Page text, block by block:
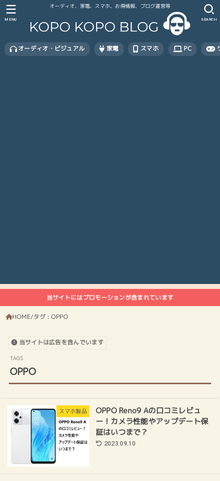
オーディオ、家電、スマホ、お得情報、ブログ運営等
オーディオ・ビジュアル 家電 スマホ PC
SEARCH
MENU
当サイトにはプロモーションが含まれています
HOME タグ : OPPO
当サイトは広告を含んでいます
OPPO
スマホ製品
OPPO Reno9 Aの口コミレビュ
ー！カメラ性能やアップデート保
証はいつまで？
2023.09.10